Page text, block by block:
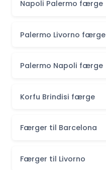
Napoli Palermo færge
Palermo Livorno færge
Palermo Napoli færge
Korfu Brindisi færge
Færger til Barcelona
Færger til Livorno